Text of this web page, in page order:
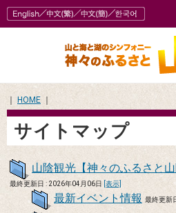
HOME
サイトマップ
山陰観光【神々のふるさと
最終更新日 : 2026年04月06日 [表示]
最新イベント情報 最終更新